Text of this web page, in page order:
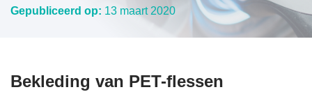
Gepubliceerd op: 13 maart 2020
Bekleding van PET-flessen